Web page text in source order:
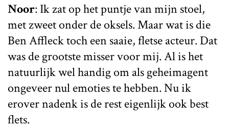
Noor: Ik zat op het puntje van mijn stoel,
met zweet onder de oksels. Maar wat is die
Ben Affleck toch een saaie, fletse acteur. Dat
was de grootste misser voor mij. Al is het
natuurlijk wel handig om als geheimagent
ongeveer nul emoties te hebben. Nu ik
erover nadenk is de rest eigenlijk ook best
flets.